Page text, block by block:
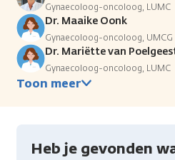
Gynaecoloog-oncoloog, LUMC
Dr. Maaike Oonk
Gynaecoloog-oncoloog, UMCG
Dr. Mariëtte van
Gynaecoloog-oncoloog, LUMC
Toon meer
Heb je gevonden